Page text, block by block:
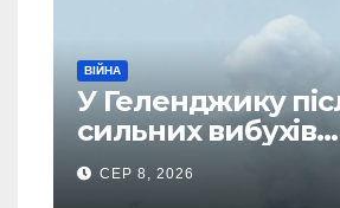
ВІЙНА
У Геленджику
сильних вибухів
почалася масова
евакуація
СЕР 8, 2026